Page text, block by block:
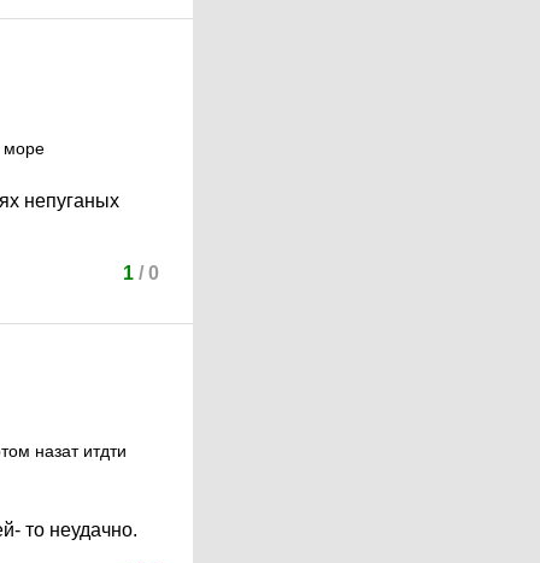
море
непуганых
1/ 0
назат итдти
то неудачно.